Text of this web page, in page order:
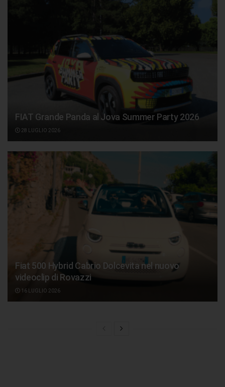
FIAT Grande Panda al Jova Summer Party 2026
28 LUGLIO 2026
Fiat 500 Hybrid Cabrio Dolcevita nel nuovo
videoclip di Rovazzi
16 LUGLIO 2026